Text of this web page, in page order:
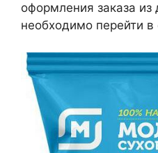
оформления заказа из
необходимо перейти